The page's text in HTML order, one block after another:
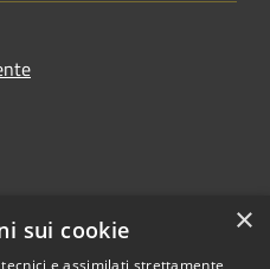
×
sui cookie
e assimilati strettamente